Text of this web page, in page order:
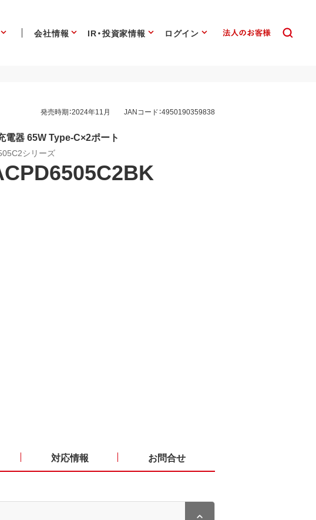
会社情報 IR・投資家情報 ログイン
発売時期：2024年11月 JANコード：4950190359838
電器 65W Type-C×2ポート
シリーズ
対応情報 お問合せ